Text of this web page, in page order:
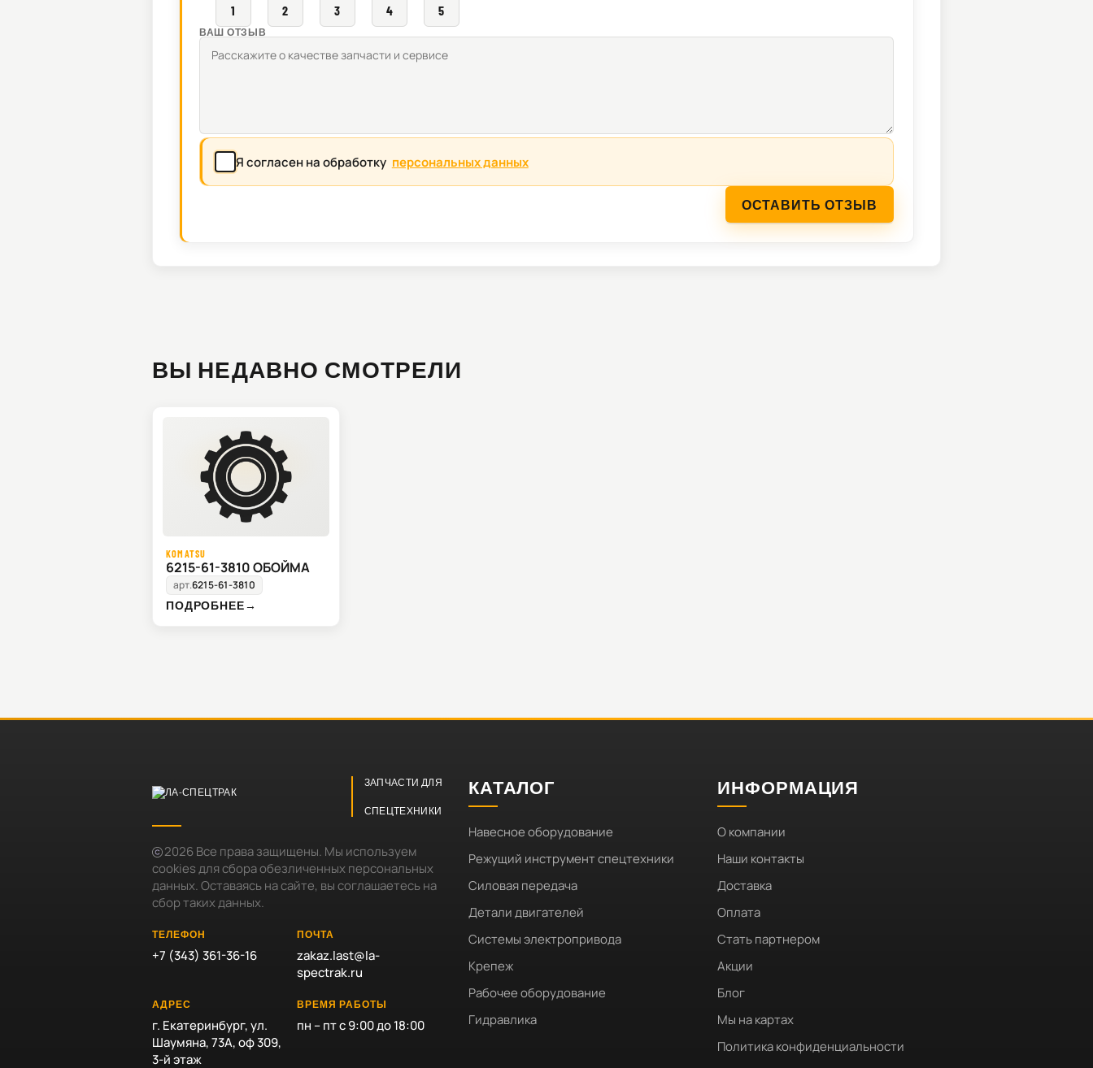
1 2 3 4 5
ВАШ ОТЗЫВ
Я согласен на обработку персональных данных
ОСТАВИТЬ ОТЗЫВ
ВЫ НЕДАВНО СМОТРЕЛИ
KOMATSU
6215-61-3810 ОБОЙМА
арт.6215-61-3810
ПОДРОБНЕЕ→
ЗАПЧАСТИ ДЛЯ
СПЕЦТЕХНИКИ
2026Все права защищены. Мы используем
cookies для сбора обезличенных персональных
данных. Оставаясь на сайте, вы соглашаетесь на
сбор таких данных.
ТЕЛЕФОН
+7 (343) 361-36-16
ПОЧТА
zakaz.last@la-
spectrak.ru
АДРЕС
г. Екатеринбург, ул.
Шаумяна, 73А, оф 309,
3-й этаж
ВРЕМЯ РАБОТЫ
пн – пт с 9:00 до 18:00
КАТАЛОГ
Навесное оборудование
Режущий инструмент спецтехники
Силовая передача
Детали двигателей
Системы электропривода
Крепеж
Рабочее оборудование
Гидравлика
ИНФОРМАЦИЯ
О компании
Наши контакты
Доставка
Оплата
Стать партнером
Акции
Блог
Мы на картах
Политика конфиденциальности